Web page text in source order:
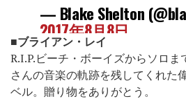
— Blake Shelton
2017年8月8日
■ブライアン・レイ
R.I.P.ビーチ・ボーイズからソロま
さんの音楽の軌跡を残してくれた
ベル。贈り物をありがとう。